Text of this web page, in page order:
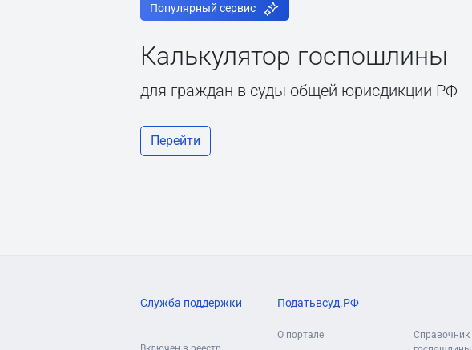
Популярный сервис
Калькулятор госпошлины
для граждан в суды общей юрисдикции РФ
Перейти
Служба поддержки Податьвсуд.РФ
О портале
Справочник